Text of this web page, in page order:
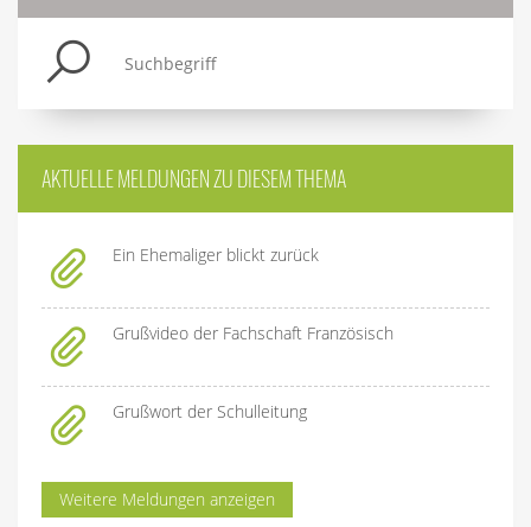
AKTUELLE MELDUNGEN ZU DIESEM THEMA
Ein Ehemaliger blickt zurück
Grußvideo der Fachschaft Französisch
Grußwort der Schulleitung
Weitere Meldungen anzeigen